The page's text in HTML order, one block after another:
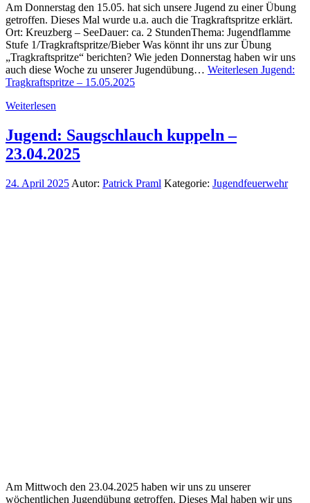
Am Donnerstag den 15.05. hat sich unsere Jugend zu einer Übung
getroffen. Dieses Mal wurde u.a. auch die Tragkraftspritze erklärt.
Ort: Kreuzberg – SeeDauer: ca. 2 StundenThema: Jugendflamme
Stufe 1/Tragkraftspritze/Bieber Was könnt ihr uns zur Übung
„Tragkraftspritze“ berichten? Wie jeden Donnerstag haben wir uns
auch diese Woche zu unserer Jugendübung… Weiterlesen Jugend:
Tragkraftspritze – 15.05.2025
Weiterlesen
Jugend: Saugschlauch kuppeln –
23.04.2025
24. April 2025 Autor: Patrick Praml Kategorie: Jugendfeuerwehr
Am Mittwoch den 23.04.2025 haben wir uns zu unserer
wöchentlichen Jugendübung getroffen. Dieses Mal haben wir uns